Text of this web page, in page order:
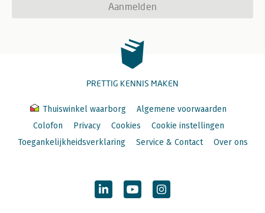
Aanmelden
PRETTIG KENNIS MAKEN
Thuiswinkel waarborg
Algemene voorwaarden
Colofon
Privacy Cookies
Cookie instellingen
Toegankelijkheidsverklaring
Service & Contact Over ons